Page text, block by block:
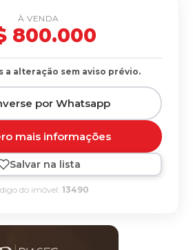
À VENDA
800.000
a alteração sem aviso prévio.
por Whatsapp
mais informações
Salvar na lista
do imóvel: 13490